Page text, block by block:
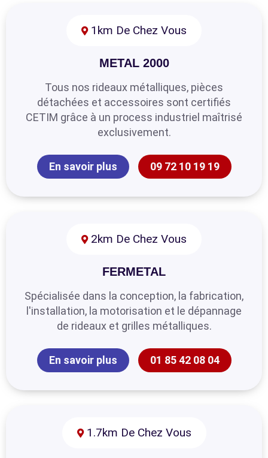
1km De Chez Vous
METAL 2000
Tous nos rideaux métalliques, pièces
détachées et accessoires sont certifiés
CETIM grâce à un process industriel maîtrisé
exclusivement.
En savoir plus 09 72 10 19 19
2km De Chez Vous
FERMETAL
Spécialisée dans la conception, la fabrication,
l'installation, la motorisation et le dépannage
de rideaux et grilles métalliques.
En savoir plus 01 85 42 08 04
1.7km De Chez Vous